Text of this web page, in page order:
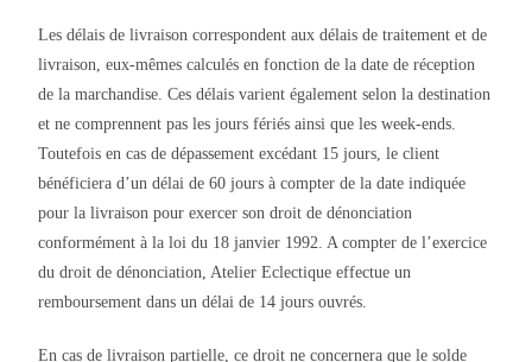
Les délais de livraison correspondent aux délais de traitement et de
livraison, eux-mêmes calculés en fonction de la date de réception
de la marchandise. Ces délais varient également selon la destination
et ne comprennent pas les jours fériés ainsi que les week-ends.
Toutefois en cas de dépassement excédant 15 jours, le client
bénéficiera d’un délai de 60 jours à compter de la date indiquée
pour la livraison pour exercer son droit de dénonciation
conformément à la loi du 18 janvier 1992. A compter de l’exercice
du droit de dénonciation, Atelier Eclectique effectue un
remboursement dans un délai de 14 jours ouvrés.
En cas de livraison partielle, ce droit ne concernera que le solde